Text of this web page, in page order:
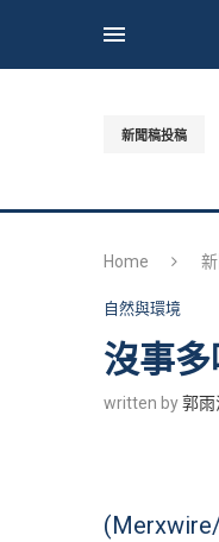
新聞稿投稿
Home
自然與環境
沒事
written by郭雨